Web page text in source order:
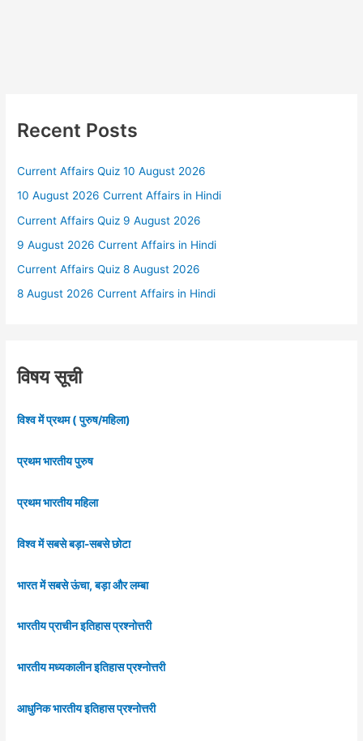
Recent Posts
Current Affairs Quiz 10 August 2026
10 August 2026 Current Affairs in Hindi
Current Affairs Quiz 9 August 2026
9 August 2026 Current Affairs in Hindi
Current Affairs Quiz 8 August 2026
8 August 2026 Current Affairs in Hindi
विषय सूची
विश्व में प्रथम ( पुरुष/महिला)
प्रथम भारतीय पुरुष
प्रथम भारतीय महिला
विश्व में सबसे बड़ा-सबसे छोटा
भारत में सबसे ऊंचा, बड़ा और लम्बा
भारतीय प्राचीन इतिहास प्रश्नोत्तरी
भारतीय मध्यकालीन इतिहास प्रश्नोत्तरी
आधुनिक भारतीय इतिहास प्रश्नोत्तरी